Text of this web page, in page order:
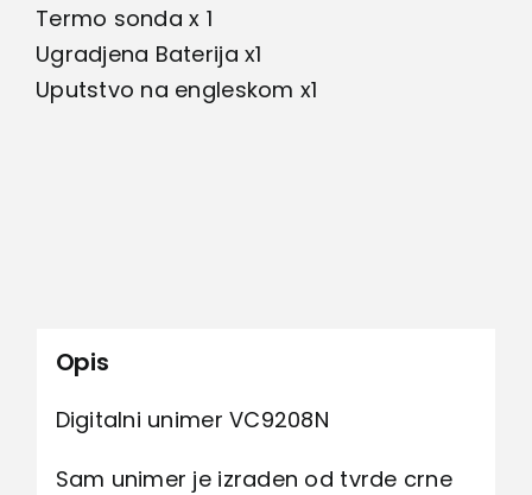
Termo sonda x 1
Ugradjena Baterija x1
Uputstvo na engleskom x1
Opis
Digitalni unimer VC9208N
Sam unimer je izraden od tvrde crne